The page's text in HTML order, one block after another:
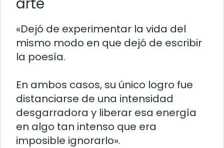
«Dejó de experimentar la vida del
mismo modo en que dejó de escribir
la poesía.
En ambos casos, su único logro fue
distanciarse de una intensidad
desgarradora y liberar esa energía
en algo tan intenso que era
imposible ignorarlo».